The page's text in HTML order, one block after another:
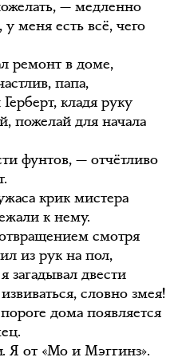
— медленно
меня есть всё, чего
ремонт в доме,
папа,
кладя руку
пожелай для начала
фунтов, — отчётливо
крик мистера
к нему.
смотря
из рук на пол,
загадывал двести
словно змея!
дома появляется
Я от «Мо и Мэггинз».